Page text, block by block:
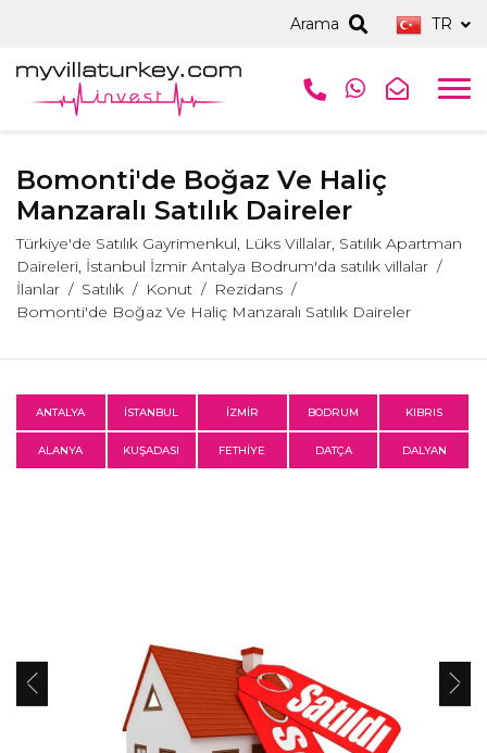
Arama TR
Bomonti'de Boğaz Ve Haliç
Manzaralı Satılık Daireler
Türkiye'de Satılık Gayrimenkul, Lüks Villalar, Satılık Apartman
Daireleri, İstanbul İzmir Antalya Bodrum'da satılık villalar
İlanlar
Satılık Konut
Rezidans
Bomonti'de Boğaz Ve Haliç Manzaralı Satılık Daireler
ANTALYA İSTANBUL İZMİR BODRUM KIBRIS
ALANYA KUŞADASI FETHİYE DATÇA DALYAN